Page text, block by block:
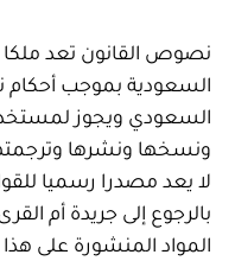
نصوص القانون تعد ملكا
السعودية بموجب أحكام
السعودي ويجوز
ونسخها ونشرها
لا يعد مصدرا رسميا
بالرجوع إلى جريدة أم
المواد المنشورة على